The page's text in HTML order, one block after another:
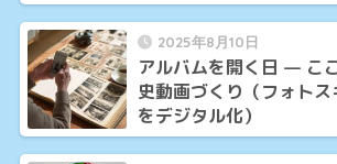
2025年8月10日
アルバムを開く日 — こ
史動画づくり（フォト
をデジタル化）